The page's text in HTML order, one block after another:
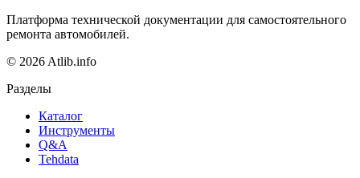
Платформа технической документации для самостоятельного
ремонта автомобилей.
© 2026 Atlib.info
Разделы
Каталог
Инструменты
Q&A
Tehdata